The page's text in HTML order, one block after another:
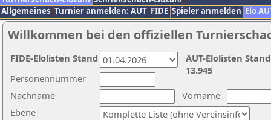
Allgemeines Turnier anmelden: AUT FIDE Spieler anmelden Elo
Willkommen bei den offiziellen
Nachname
Vorname
Ebene
Personennummer
AUT-Elolisten
13.945
FIDE-Elolisten Stand